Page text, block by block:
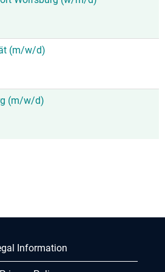
(m/w/d)
(m/w/d)
Information